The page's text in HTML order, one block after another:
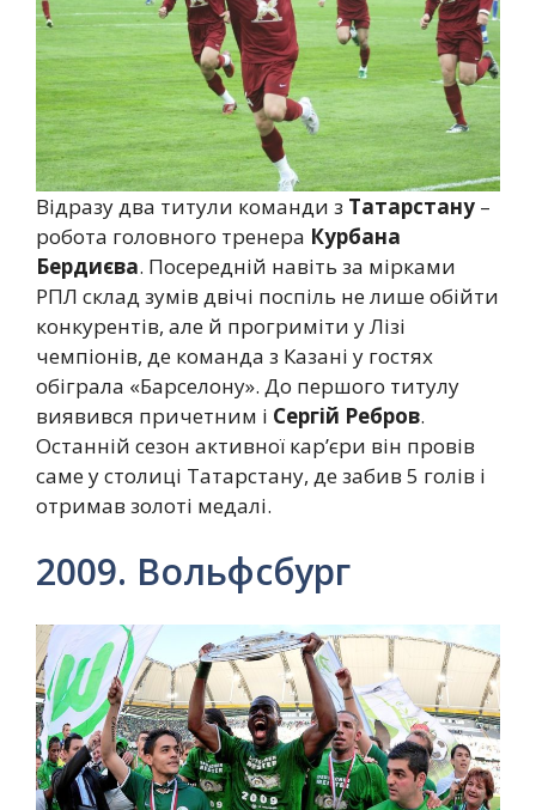
Відразу два титули команди з Татарстану –
робота головного тренера Курбана
Бердиєва. Посередній навіть за мірками
РПЛ склад зумів двічі поспіль не лише обійти
конкурентів, але й прогриміти у Лізі
чемпіонів, де команда з Казані у гостях
обіграла «Барселону». До першого титулу
виявився причетним і Сергій Ребров.
Останній сезон активної кар’єри він провів
саме у столиці Татарстану, де забив 5 голів і
отримав золоті медалі.
2009. Вольфсбург